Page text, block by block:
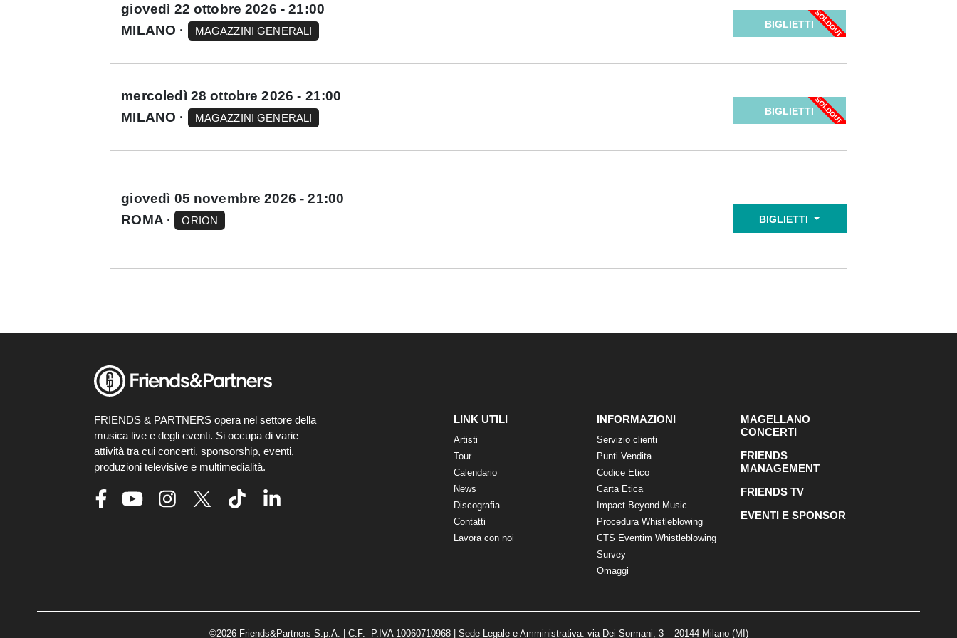
giovedì 22 ottobre 2026 - 21:00
MILANO ·
MAGAZZINI GENERALI
BIGLIETTI
mercoledì 28 ottobre 2026 - 21:00
MILANO ·
MAGAZZINI GENERALI
BIGLIETTI
giovedì 05 novembre 2026 - 21:00
ROMA ·
ORION BIGLIETTI
FRIENDS & PARTNERS opera nel settore della
musica live e degli eventi. Si occupa di varie
attività tra cui concerti, sponsorship, eventi,
produzioni televisive e multimedialità.
LINK UTILI
Artisti
Tour
Calendario
News
Discografia
Contatti
Lavora con noi
INFORMAZIONI
Servizio clienti
Punti Vendita
Codice Etico
Carta Etica
Impact Beyond Music
Procedura Whistleblowing
CTS Eventim Whistleblowing
Survey
Omaggi
MAGELLANO
CONCERTI
FRIENDS
MANAGEMENT
FRIENDS TV
EVENTI E SPONSOR
©2026 Friends&Partners S.p.A. | C.F.- P.IVA 10060710968 | Sede Legale e Amministrativa: via Dei Sormani, 3 – 20144 Milano (MI)